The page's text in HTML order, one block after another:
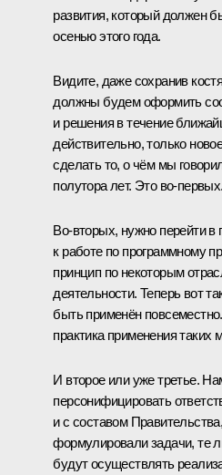
развития, который должен
осенью этого года.
Видите, даже сохранив
должны будем оформить
и решения в течение
действительно, только
сделать то, о чём мы
полутора лет. Это во-первых.
Во-вторых, нужно перейти
к работе по программному
принцип по некоторым
деятельности. Теперь вот
быть применён
практика применения таких
И второе или уже третье.
персонифицировать
и с составом
формулировали задачи, те
будут осуществлять